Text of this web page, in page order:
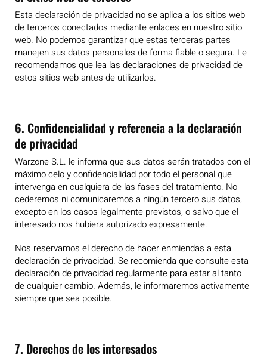
Esta declaración de privacidad no se aplica a los sitios web
de terceros conectados mediante enlaces en nuestro sitio
web. No podemos garantizar que estas terceras partes
manejen sus datos personales de forma fiable o segura. Le
recomendamos que lea las declaraciones de privacidad de
estos sitios web antes de utilizarlos.
6. Confidencialidad y referencia a la declaración
de privacidad
Warzone S.L. le informa que sus datos serán tratados con el
máximo celo y confidencialidad por todo el personal que
intervenga en cualquiera de las fases del tratamiento. No
cederemos ni comunicaremos a ningún tercero sus datos,
excepto en los casos legalmente previstos, o salvo que el
interesado nos hubiera autorizado expresamente.
Nos reservamos el derecho de hacer enmiendas a esta
declaración de privacidad. Se recomienda que consulte esta
declaración de privacidad regularmente para estar al tanto
de cualquier cambio. Además, le informaremos activamente
siempre que sea posible.
7. Derechos de los interesados